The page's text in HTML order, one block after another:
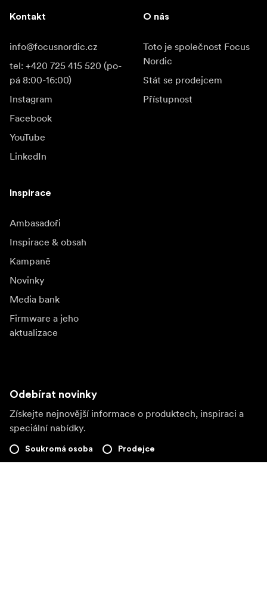
Kontakt
info@focusnordic.cz
tel: +420 725 415 520 (po-
pá 8:00-16:00)
Instagram
Facebook
YouTube
LinkedIn
O nás
Toto je společnost Focus
Nordic
Stát se prodejcem
Přístupnost
Inspirace
Ambasadoři
Inspirace & obsah
Kampaně
Novinky
Media bank
Firmware a jeho
aktualizace
Odebírat novinky
Získejte nejnovější informace o produktech, inspiraci a
speciální nabídky.
Soukromá osoba Prodejce